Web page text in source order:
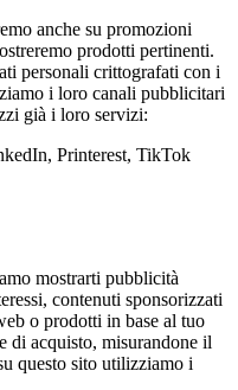
anche su promozioni
prodotti pertinenti.
personali crittografati con i
i loro canali pubblicitari
già i loro servizi:
Printerest, TikTok
mostrarti pubblicità
contenuti sponsorizzati
o prodotti in base al tuo
di acquisto, misurandone il
questo sito utilizziamo i